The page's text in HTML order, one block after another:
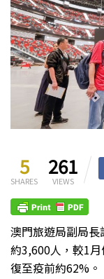
5
SHARES
261
VIEWS
澳門旅遊局副局
約3,600人，較1
復至疫前約62%。